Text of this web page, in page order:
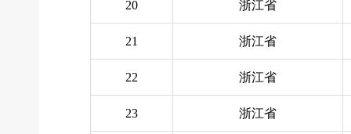
20 浙江省
21 浙江省
22 浙江省
23 浙江省